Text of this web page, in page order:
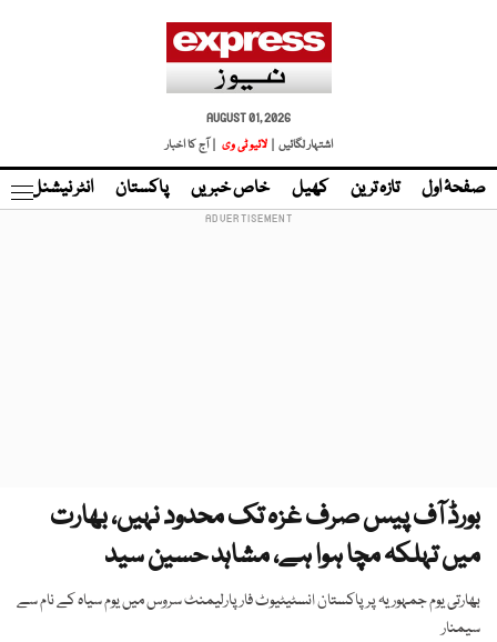
AUGUST 01, 2026
اشتہار لگائیں |
لائیو ٹی وی | آج کا اخبار
صفحۂ اول تازہ ترین کھیل خاص خبریں پاکستان انٹر نیشنل
بورڈ آف پیس صرف غزہ تک محدود نہیں، بھارت
میں تہلکہ مچا ہوا ہے، مشاہد حسین سید
بھارتی یوم جمہوریہ پر پاکستان انسٹیٹیوٹ فار پارلیمنٹ سروس میں یوم سیاہ کے نام سے
سیمنار